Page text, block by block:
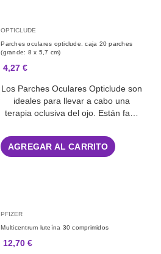
OPTICLUDE
Parches oculares opticlude. caja 20 parches
(grande: 8 x 5,7 cm)
4,27 €
Los Parches Oculares Opticlude son
ideales para llevar a cabo una
terapia oclusiva del ojo. Están fa…
AGREGAR AL CARRITO
PFIZER
Multicentrum luteína 30 comprimidos
12,70 €